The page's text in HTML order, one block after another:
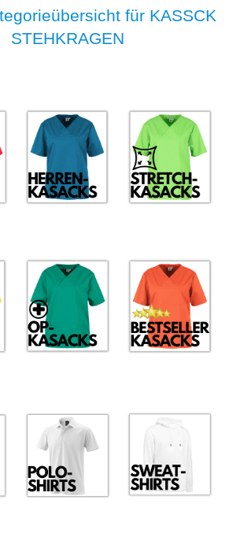
für KASSCK
STEHKRAGEN